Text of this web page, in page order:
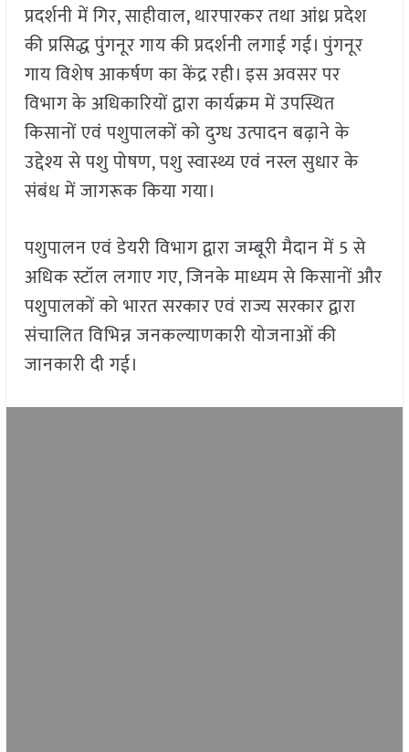
प्रदर्शनी में गिर, साहीवाल, थारपारकर तथा आंध्र प्रदेश
की प्रसिद्ध पुंगनूर गाय की प्रदर्शनी लगाई गई। पुंगनूर
गाय विशेष आकर्षण का केंद्र रही। इस अवसर पर
विभाग के अधिकारियों द्वारा कार्यक्रम में उपस्थित
किसानों एवं पशुपालकों को दुग्ध उत्पादन बढ़ाने के
उद्देश्य से पशु पोषण, पशु स्वास्थ्य एवं नस्ल सुधार के
संबंध में जागरूक किया गया।
पशुपालन एवं डेयरी विभाग द्वारा जम्बूरी मैदान में 5 से
अधिक स्टॉल लगाए गए, जिनके माध्यम से किसानों और
पशुपालकों को भारत सरकार एवं राज्य सरकार द्वारा
संचालित विभिन्न जनकल्याणकारी योजनाओं की
जानकारी दी गई।